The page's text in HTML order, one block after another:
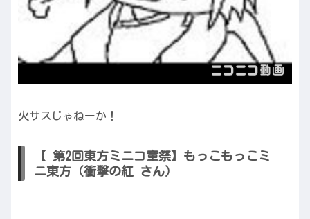
火サスじゃねーか！
【 第2回東方ミニコ童祭】もっこもっこミ
ニ東方（衝撃の紅 さん）